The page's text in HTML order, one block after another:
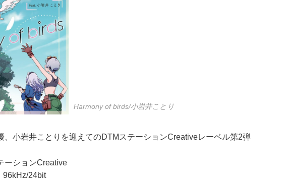
Harmony of birds/小岩井ことり
、小岩井ことりを迎えてのDTMステーションCreativeレーベル第2弾
ーションCreative
96kHz/24bit